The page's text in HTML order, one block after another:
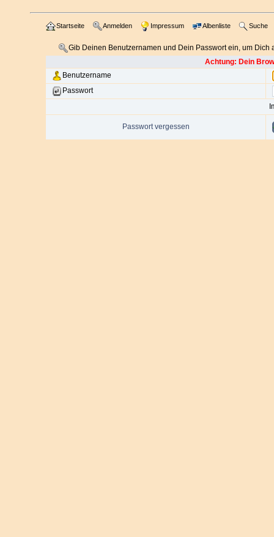
Startseite Anmelden Impressum Albenliste Suche
Gib Deinen Benutzernamen und Dein Passwort ein, um Dich
Achtung: Dein
Benutzername
Passwort
Passwort vergessen